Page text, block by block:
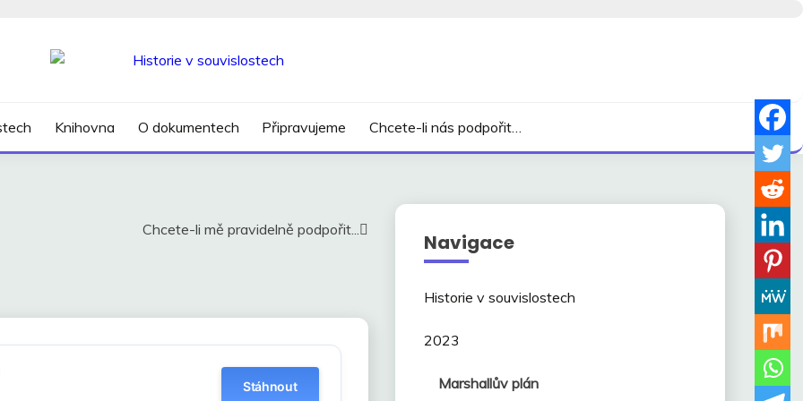
Knihovna O dokumentech Připravujeme Chcete-li nás podpořit…
Chcete-li mě pravidelně podpořit...
Stáhnout
Navigace
Historie v souvislostech
2023
Marshallův plán